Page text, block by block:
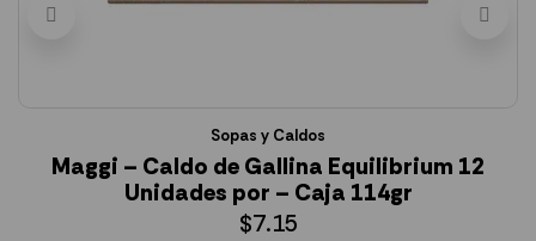
Sopas y Caldos
Maggi – Caldo de Gallina Equilibrium 12
Unidades por – Caja 114gr
$7.15